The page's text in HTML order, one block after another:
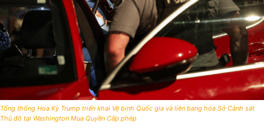
Tổng thống Hoa Kỳ Trump triển khai Vệ binh Quốc gia và liên bang hóa Sở Cảnh sát
Thủ đô tại Washington Mua Quyền Cấp phép